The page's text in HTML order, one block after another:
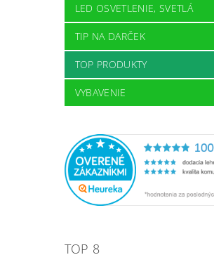
LED OSVETLENIE, SVETLÁ
TIP NA DARČEK
TOP PRODUKTY
VYBAVENIE
TOP 8